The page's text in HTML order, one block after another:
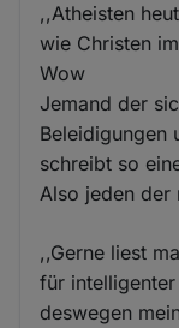
,,Atheisten
wie Christen
Wow
Jemand der
Beleidigungen
schreibt so
Also jeden der
,,Gerne liest
für
deswegen